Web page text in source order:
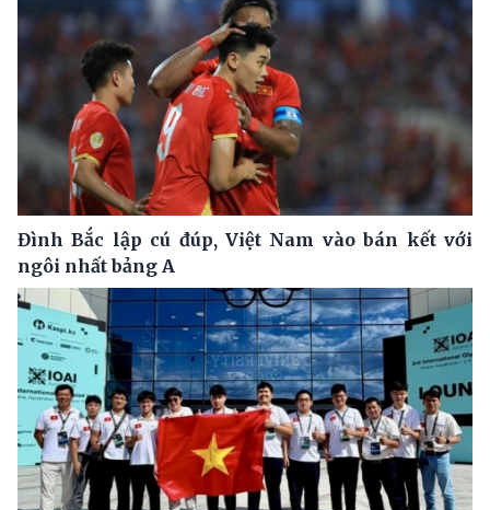
Đình Bắc lập cú đúp, Việt Nam vào bán kết với
ngôi nhất bảng A